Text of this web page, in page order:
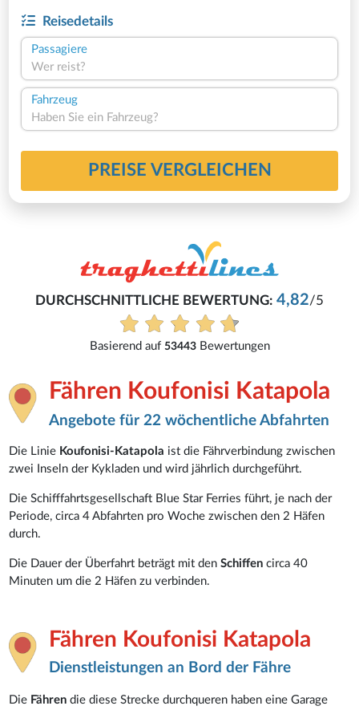
Reisedetails
Passagiere
Wer reist?
Fahrzeug
Haben Sie ein Fahrzeug?
PREISE VERGLEICHEN
DURCHSCHNITTLICHE BEWERTUNG: 4,82/5
Basierend auf 53443Bewertungen
Fähren Koufonisi Katapola
Angebote für 22 wöchentliche Abfahrten
Die Linie Koufonisi-Katapola ist die Fährverbindung zwischen
zwei Inseln der Kykladen und wird jährlich durchgeführt.
Die Schifffahrtsgesellschaft Blue Star Ferries führt, je nach der
Periode, circa 4 Abfahrten pro Woche zwischen den 2 Häfen
durch.
Die Dauer der Überfahrt beträgt mit denSchiffencirca 40
Minuten um die 2 Häfen zu verbinden.
Fähren Koufonisi Katapola
Dienstleistungen an Bord der Fähre
Die Fährendie diese Strecke durchqueren haben eine Garage